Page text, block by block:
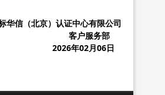
华信（北京）认证中心有限公司
客户服务部
2026年02月06日